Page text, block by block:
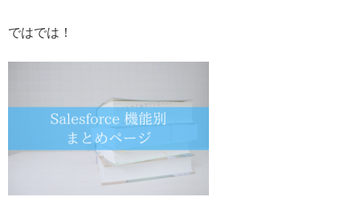
ではでは！